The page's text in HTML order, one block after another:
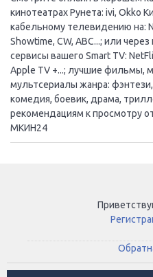
кинотеатрах Рунета: ivi, Okko
кабельному телевидению на:
Showtime, CW, ABC...; или
сервисы вашего Smart TV:
Apple TV +...; лучшие фильмы,
мультсериалы жанра:
комедия, боевик, драма,
рекомендациям к просмотру
МКИН24